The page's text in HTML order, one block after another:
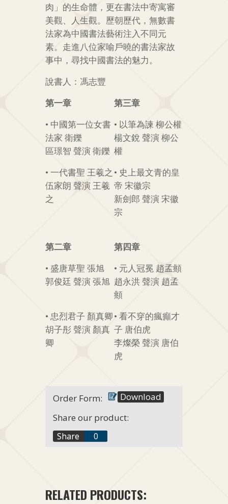
肉」的生命體，更在書法中寄寓審
美觀、人生觀。歷朝歷代，無數書
法家為中國書法藝術注入不同元
素。走進八位家喻戶曉的書法家故
事中，尋找中國書法的魅力。
說書人：馮志豐
第一章
• 中國第一位女書
法家 衛鑠
區璟智 聲演 衛鑠
第三章
• 以筆為諫 柳公權
楊文銳 聲演 柳公
權
• 一代書聖 王羲之
伍家朗 聲演 王羲
之
• 史上最文青的皇
帝 宋徽宗
新劍郎 聲演 宋徽
宗
第二章
• 盛唐草聖 張旭
郭俊廷 聲演 張旭
第四章
• 元人冠冕 趙孟頫
趙永洪 聲演 趙孟
頫
• 忠烈君子 顏真卿
胡子彤 聲演 顏真
卿
• 看不穿的瘋癲才
子 唐伯虎
李燦榮 聲演 唐伯
虎
Order Form:
Download
Share our product:
Share
f
0
RELATED PRODUCTS: